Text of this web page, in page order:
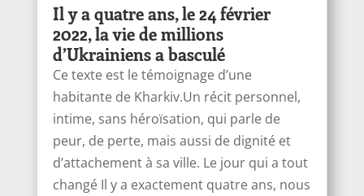
Il y a quatre ans, le 24 février
2022, la vie de millions
d’Ukrainiens a basculé
Ce texte est le témoignage d’une
habitante de Kharkiv.Un récit personnel,
intime, sans héroïsation, qui parle de
peur, de perte, mais aussi de dignité et
d’attachement à sa ville. Le jour qui a tout
changé Il y a exactement quatre ans, nous